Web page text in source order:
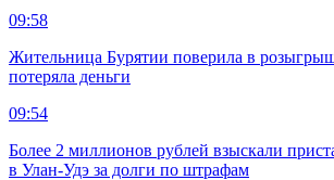
09:58
Жительница Бурятии поверила в
потеряла деньги
09:54
Более 2 миллионов рублей взыскали
в Улан-Удэ за долги по штрафам